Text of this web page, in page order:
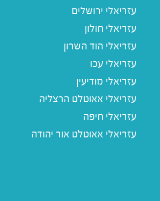
עזריאלי ירושלים
עזריאלי חולון
עזריאלי הוד השרון
עזריאלי עכו
עזריאלי מודיעין
עזריאלי אאוטלט הרצליה
עזריאלי חיפה
עזריאלי אאוטלט אור יהודה